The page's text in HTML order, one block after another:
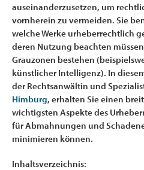
auseinanderzusetzen, um
vornherein zu vermeiden. Sie
welche Werke urheberrechtlich
deren Nutzung beachten
Grauzonen bestehen
künstlicher Intelligenz). In
der Rechtsanwältin und
Himburg, erhalten Sie einen
wichtigsten Aspekte des
für Abmahnungen und
minimieren können.
Inhaltsverzeichnis: